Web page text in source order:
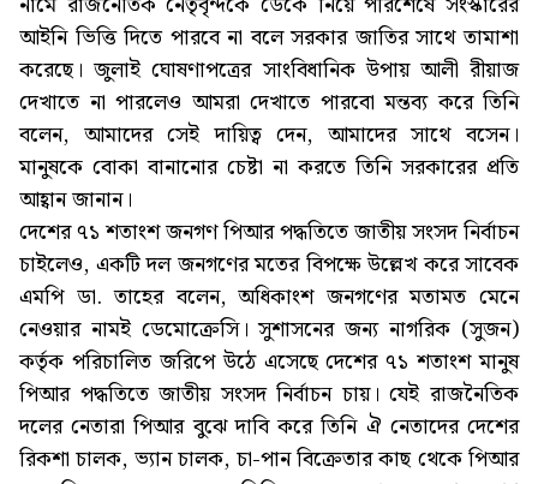
আইনি ভিত্তি দিতে পারবে না বলে সরকার জাতির সাথে তামাশা
করেছে। জুলাই ঘোষণাপত্রের সাংবিধানিক উপায় আলী রীয়াজ
দেখাতে না পারলেও আমরা দেখাতে পারবো মন্তব্য করে তিনি
বলেন, আমাদের সেই দায়িত্ব দেন, আমাদের সাথে বসেন।
মানুষকে বোকা বানানোর চেষ্টা না করতে তিনি সরকারের প্রতি
আহ্বান জানান।
দেশের ৭১ শতাংশ জনগণ পিআর পদ্ধতিতে জাতীয় সংসদ নির্বাচন
চাইলেও, একটি দল জনগণের মতের বিপক্ষে উল্লেখ করে সাবেক
এমপি ডা. তাহের বলেন, অধিকাংশ জনগণের মতামত মেনে
নেওয়ার নামই ডেমোক্রেসি। সুশাসনের জন্য নাগরিক (সুজন)
কর্তৃক পরিচালিত জরিপে উঠে এসেছে দেশের ৭১ শতাংশ মানুষ
পিআর পদ্ধতিতে জাতীয় সংসদ নির্বাচন চায়। যেই রাজনৈতিক
দলের নেতারা পিআর বুঝে দাবি করে তিনি ঐ নেতাদের দেশের
রিকশা চালক, ভ্যান চালক, চা-পান বিক্রেতার কাছ থেকে পিআর